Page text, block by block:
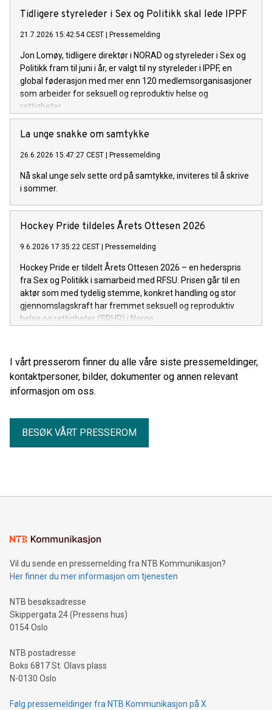
Tidligere styreleder i Sex og Politikk skal lede IPPF
21.7.2026 15:42:54 CEST | Pressemelding
Jon Lomøy, tidligere direktør i NORAD og styreleder i Sex og
Politikk fram til juni i år, er valgt til ny styreleder i IPPF, en
global føderasjon med mer enn 120 medlemsorganisasjoner
som arbeider for seksuell og reproduktiv helse og
rettigheter.
La unge snakke om samtykke
26.6.2026 15:47:27 CEST | Pressemelding
Nå skal unge selv sette ord på samtykke, inviteres til å skrive
i sommer.
Hockey Pride tildeles Årets Ottesen 2026
9.6.2026 17:35:22 CEST | Pressemelding
Hockey Pride er tildelt Årets Ottesen 2026 – en hederspris
fra Sex og Politikk i samarbeid med RFSU. Prisen går til en
aktør som med tydelig stemme, konkret handling og stor
gjennomslagskraft har fremmet seksuell og reproduktiv
helse og rettigheter (SRHR) i Norge.
I vårt presserom finner du alle våre siste pressemeldinger,
kontaktpersoner, bilder, dokumenter og annen relevant
informasjon om oss.
BESØK VÅRT PRESSEROM
Vil du sende en pressemelding fra NTB Kommunikasjon?
Her finner du mer informasjon om tjenesten
NTB besøksadresse
Skippergata 24 (Pressens hus)
0154 Oslo
NTB postadresse
Boks 6817 St. Olavs plass
N-0130 Oslo
Følg pressemeldinger fra NTB Kommunikasjon på X